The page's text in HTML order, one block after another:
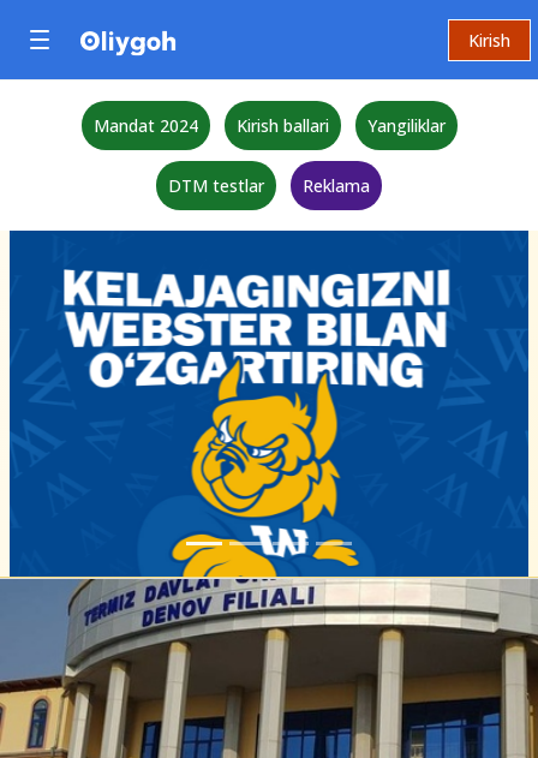
Kirish
Mandat 2024 Kirish ballari Yangiliklar
DTM testlar Reklama